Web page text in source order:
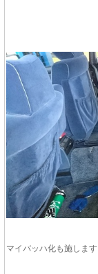
マイバッハ化も施します